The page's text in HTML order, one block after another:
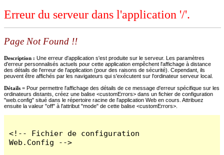
Erreur du serveur dans l'application '/'.
Page Not Found !!
Description : Une erreur d'application s'est produite sur le serveur. Les paramètres
d'erreur personnalisés actuels pour cette application empêchent l'affichage à distance
des détails de l'erreur de l'application (pour des raisons de sécurité). Cependant, ils
peuvent être affichés par les navigateurs qui s'exécutent sur l'ordinateur serveur local.
Détails = Pour permettre l'affichage des détails de ce message d'erreur spécifique sur les
ordinateurs distants, créez une balise <customErrors> dans un fichier de configuration
"web.config" situé dans le répertoire racine de l'application Web en cours. Attribuez
ensuite la valeur "off" à l'attribut "mode" de cette balise <customErrors>.
<!-- Fichier de configuration
Web.Config -->